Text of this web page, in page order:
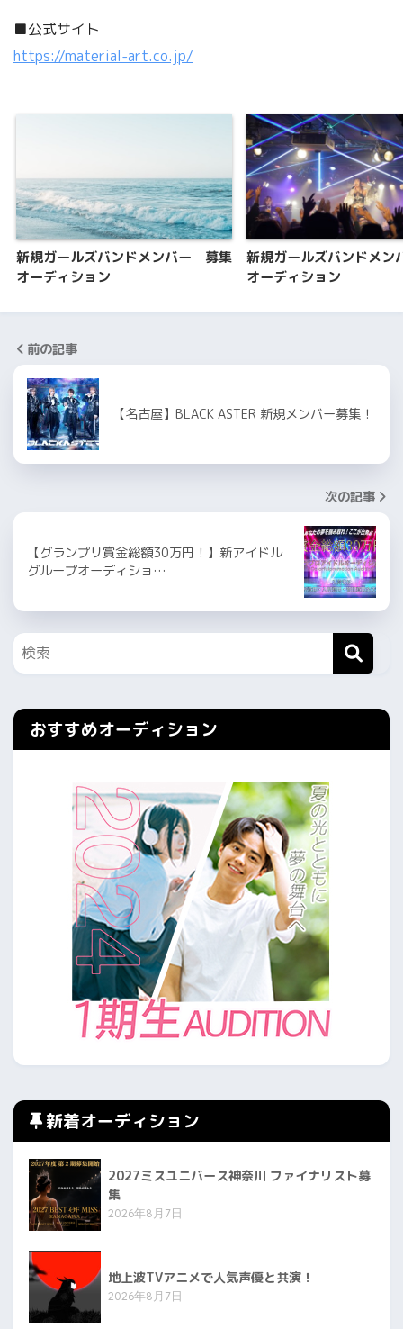
■公式サイト
https://material-art.co.jp/
新規ガールズバンドメンバー 募集
オーディション
新規ガールズバンドメ
オーディション
前の記事
【名古屋】BLACK ASTER 新規メンバー募集！
次の記事
【グランプリ賞金総額30万円！】新アイドル
グループオーディショ…
おすすめオーディション
新着オーディション
2027ミスユニバース神奈川 ファイナリスト募
集
2026年8月7日
地上波TVアニメで人気声優と共演！
2026年8月7日